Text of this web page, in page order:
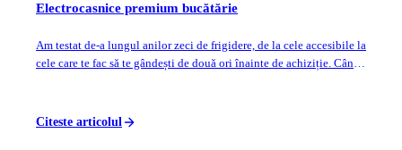
Electrocasnice premium bucătărie
Am testat de-a lungul anilor zeci de frigidere, de la cele accesibile la
cele care te fac să te gândești de două ori înainte de achiziție. Când
Citeste articolul